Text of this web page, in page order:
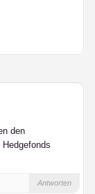
den
Antworten